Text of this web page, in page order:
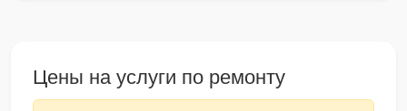
Цены на услуги по ремонту